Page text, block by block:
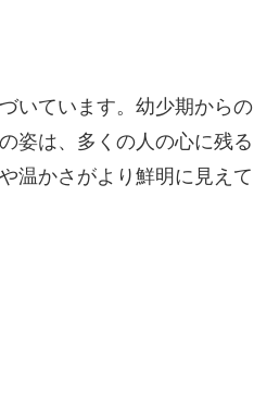
いています。幼少期からの
姿は、多くの人の心に残る
温かさがより鮮明に見えて